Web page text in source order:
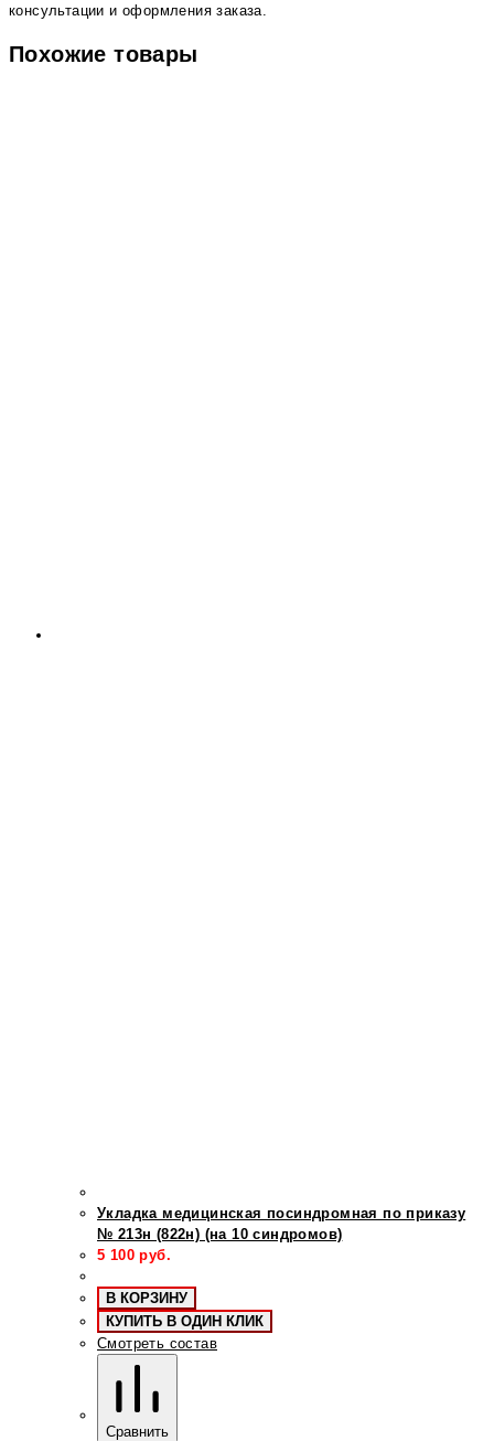
консультации и оформления заказа.
Похожие товары
Укладка медицинская посиндромная по приказу
№ 213н (822н) (на 10 синдромов)
5 100 руб.
В КОРЗИНУ
КУПИТЬ В ОДИН КЛИК
Смотреть состав
Сравнить